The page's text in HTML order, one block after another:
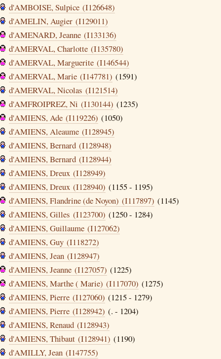
d'AMBOISE, Sulpice (I126648)
d'AMELIN, Augier (I129011)
d'AMENARD, Jeanne (I133136)
d'AMERVAL, Charlotte (I135780)
d'AMERVAL, Marguerite (I146544)
d'AMERVAL, Marie (I147781) (1591)
d'AMERVAL, Nicolas (I121514)
d'AMFROIPREZ, Ni (I130144) (1235)
d'AMIENS, Ade (I119226) (1050)
d'AMIENS, Aleaume (I128945)
d'AMIENS, Bernard (I128948)
d'AMIENS, Bernard (I128944)
d'AMIENS, Dreux (I128949)
d'AMIENS, Dreux (I128940) (1155 - 1195)
d'AMIENS, Flandrine (de Noyon) (I117897) (1145)
d'AMIENS, Gilles (I123700) (1250 - 1284)
d'AMIENS, Guillaume (I127062)
d'AMIENS, Guy (I118272)
d'AMIENS, Jean (I128947)
d'AMIENS, Jeanne (I127057) (1225)
d'AMIENS, Marthe ( Marie) (I117070) (1275)
d'AMIENS, Pierre (I127060) (1215 - 1279)
d'AMIENS, Pierre (I128942) (. - 1204)
d'AMIENS, Renaud (I128943)
d'AMIENS, Thibaut (I128941) (1190)
d'AMILLY, Jean (I147755)